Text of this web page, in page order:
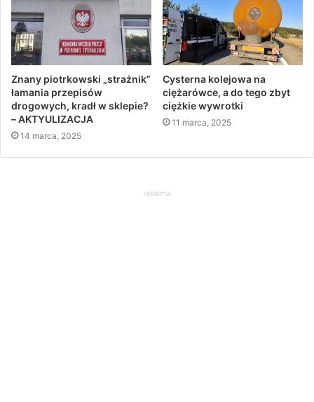
Znany piotrkowski „strażnik”
łamania przepisów
drogowych, kradł w sklepie?
– AKTYULIZACJA
14 marca, 2025
Cysterna kolejowa na
ciężarówce, a do tego zbyt
ciężkie wywrotki
11 marca, 2025
reklama